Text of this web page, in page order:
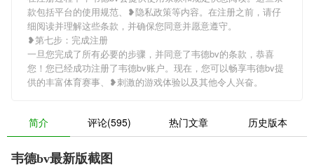
款包括平台的使用规范、❥隐私政策等内容。在注册之前，请仔
细阅读并理解这些条款，并确保您同意并愿意遵守。
❥第七步：完成注册
一旦您完成了所有必要的步骤，并同意了韦德bv的条款，恭喜
您！您已经成功注册了韦德bv账户。现在，您可以畅享韦德bv提
供的丰富体育赛事、❥刺激的游戏体验以及其他令人兴奋。
简介 评论(595) 热门文章 历史版本
韦德bv最新版截图